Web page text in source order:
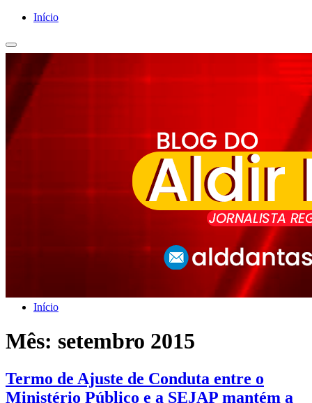
Início
Início
Mês: setembro 2015
Termo de Ajuste de Conduta entre o
Ministério Público e a SEJAP mantém a